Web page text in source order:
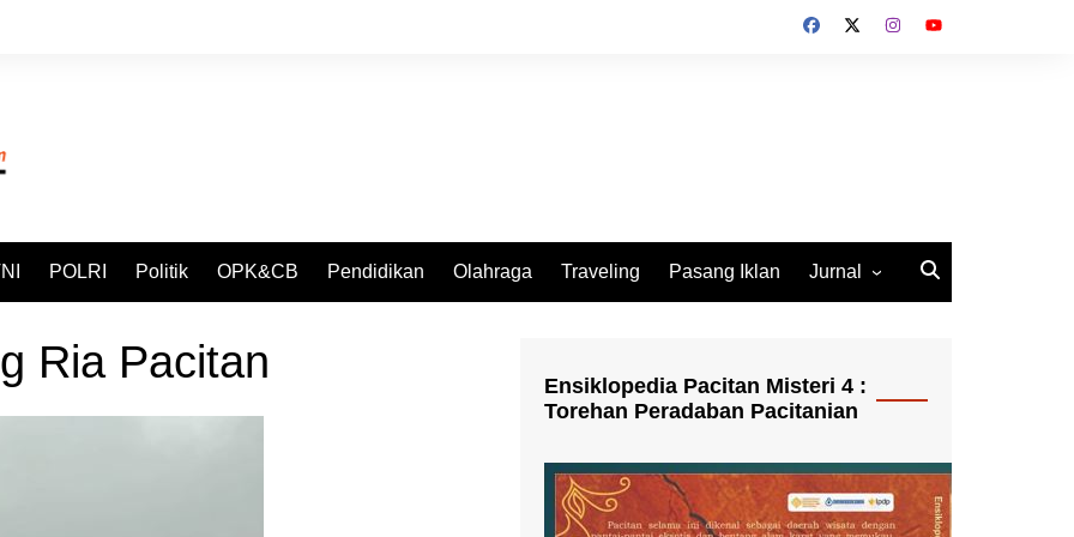
POLRI Politik OPK&CB Pendidikan Olahraga Traveling Pasang Iklan Jurnal
Ria Pacitan
Ensiklopedia Pacitan Misteri 4 :
Torehan Peradaban Pacitanian